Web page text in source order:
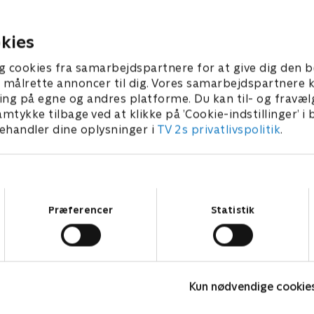
cookies fra samarbejdspartnere for at give dig den
annoncer til dig. Vores samarbejdspartnere
på egne og andres platforme. Du kan til- og
tilbage ved at klikke på ’Cookie-indstillinger’ i
dine oplysninger i TV 2s privatlivspolitik.
Præferencer Statistik
Kun nødvendige